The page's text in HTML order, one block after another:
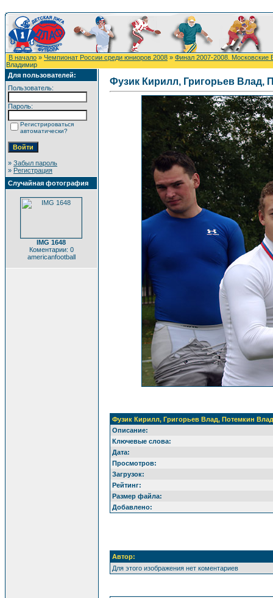
В начало » Чемпионат России среди юниоров 2008 » Финал 2007-2008. Московские
Владимир
Для пользователей:
Пользователь:
Пароль:
Регистрироваться
автоматически?
» Забыл пароль
» Регистрация
Случайная фотография
IMG 1648
Коментарии: 0
americanfootball
Фузик Кирилл, Григорьев Влад,
Фузик Кирилл, Григорьев Влад, Потемкин
Описание:
Ключевые слова:
Дата:
Просмотров:
Загрузок:
Рейтинг:
Размер файла:
Добавлено:
Автор:
Для этого изображения нет коментариев